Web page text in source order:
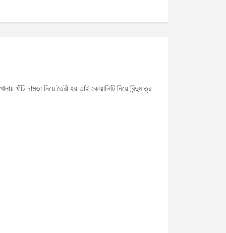
খাঁটি চামড়া দিয়ে তৈরী হয় তাই কোয়ালিটি নিয়ে বিন্দুমাত্র